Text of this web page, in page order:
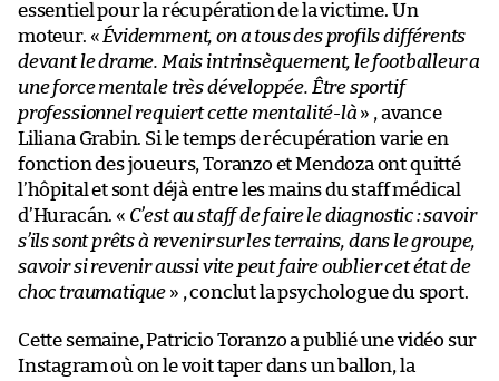
essentiel pour la récupération de la victime. Un
moteur. « Évidemment, on a tous des profils différents
devant le drame. Mais intrinsèquement, le footballeur a
une force mentale très développée. Être sportif
professionnel requiert cette mentalité-là » , avance
Liliana Grabin. Si le temps de récupération varie en
fonction des joueurs, Toranzo et Mendoza ont quitté
l’hôpital et sont déjà entre les mains du staff médical
d’Huracán. « C’est au staff de faire le diagnostic : savoir
s’ils sont prêts à revenir sur les terrains, dans le groupe,
savoir si revenir aussi vite peut faire oublier cet état de
choc traumatique » , conclut la psychologue du sport.
Cette semaine, Patricio Toranzo a publié une vidéo sur
Instagram où on le voit taper dans un ballon, la